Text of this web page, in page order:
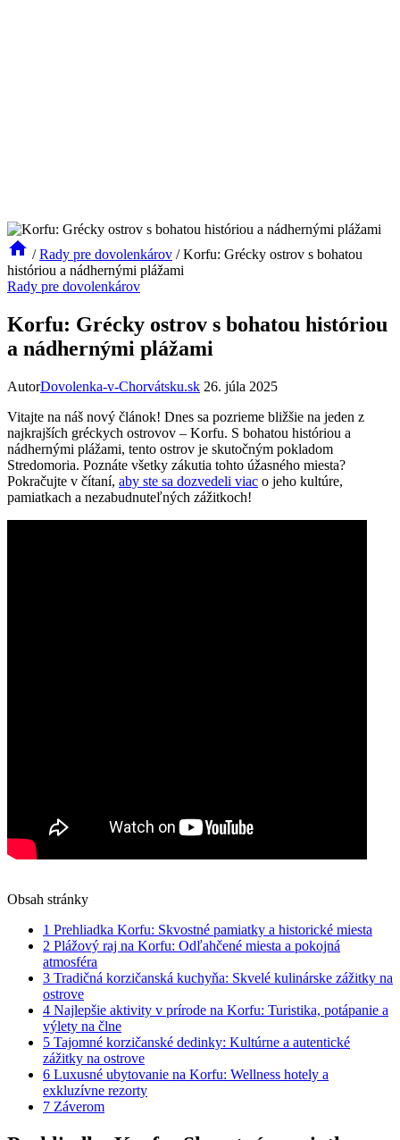
/ Rady pre dovolenkárov / Korfu: Grécky ostrov s bohatou
históriou a nádhernými plážami
Rady pre dovolenkárov
Korfu: Grécky ostrov s bohatou históriou
a nádhernými plážami
AutorDovolenka-v-Chorvátsku.sk 26. júla 2025
Vitajte na náš nový článok! Dnes sa pozrieme bližšie na jeden z
najkrajších gréckych ostrovov – Korfu. S bohatou históriou a
nádhernými plážami, tento ostrov je skutočným pokladom
Stredomoria. Poznáte všetky zákutia tohto úžasného miesta?
Pokračujte v čítaní, aby ste sa dozvedeli viac o jeho kultúre,
pamiatkach a nezabudnuteľných zážitkoch!
Obsah stránky
1 Prehliadka Korfu: Skvostné pamiatky a historické miesta
2 Plážový raj na Korfu: Odľahčené miesta a pokojná
atmosféra
3 Tradičná korzičanská kuchyňa: Skvelé kulinárske zážitky na
ostrove
4 Najlepšie aktivity v prírode na Korfu: Turistika, potápanie a
výlety na člne
5 Tajomné korzičanské dedinky: Kultúrne a autentické
zážitky na ostrove
6 Luxusné ubytovanie na Korfu: Wellness hotely a
exkluzívne rezorty
7 Záverom